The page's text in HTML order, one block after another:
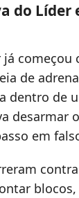
do Líder
começou
de
dentro de
desarmar
em